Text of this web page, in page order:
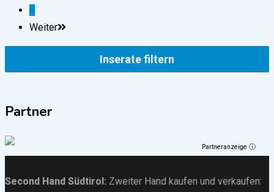
Weiter
Inserate filtern
Partner
Partneranzeige ⓘ
Second Hand Südtirol : Zweiter Hand kaufen und verkaufen: